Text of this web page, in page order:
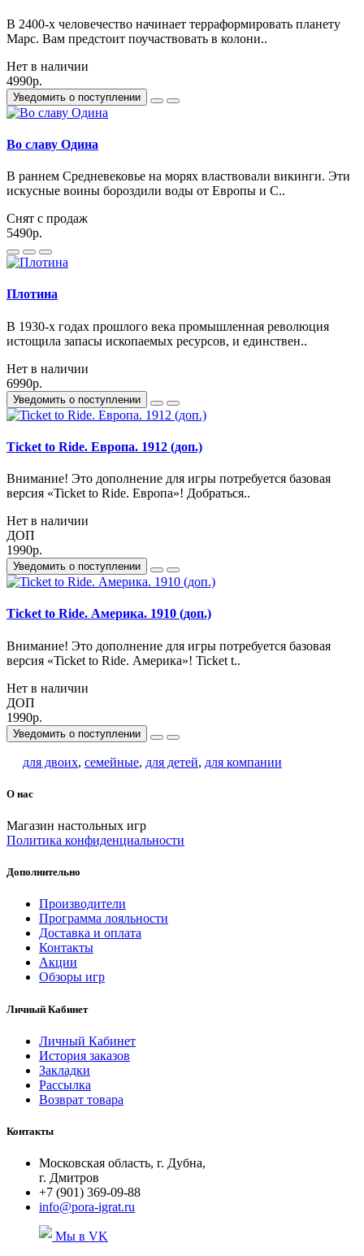
В 2400-х человечество начинает терраформировать планету
Марс. Вам предстоит поучаствовать в колони..
Нет в наличии
4990р.
Уведомить о поступлении
Во славу Одина
В раннем Средневековье на морях властвовали викинги. Эти
искусные воины бороздили воды от Европы и С..
Снят с продаж
5490р.
Плотина
В 1930-х годах прошлого века промышленная революция
истощила запасы ископаемых ресурсов, и единствен..
Нет в наличии
6990р.
Уведомить о поступлении
Ticket to Ride. Европа. 1912 (доп.)
Внимание! Это дополнение для игры потребуется базовая
версия «Ticket to Ride. Европа»! Добраться..
Нет в наличии
ДОП
1990р.
Уведомить о поступлении
Ticket to Ride. Америка. 1910 (доп.)
Внимание! Это дополнение для игры потребуется базовая
версия «Ticket to Ride. Америка»! Ticket t..
Нет в наличии
ДОП
1990р.
Уведомить о поступлении
для двоих, семейные, для детей, для компании
О нас
Магазин настольных игр
Политика конфиденциальности
Дополнительно
Производители
Программа лояльности
Доставка и оплата
Контакты
Акции
Обзоры игр
Личный Кабинет
Личный Кабинет
История заказов
Закладки
Рассылка
Возврат товара
Контакты
Московская область, г. Дубна,
г. Дмитров
+7 (901) 369-09-88
info@pora-igrat.ru
Мы в VK